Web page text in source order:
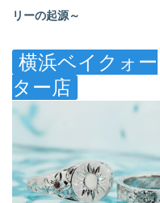
リーの起源～
横浜ベイクォー
ター店